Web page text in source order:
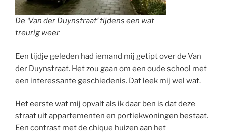
De ‘Van der Duynstraat’ tijdens een wat
treurig weer
Een tijdje geleden had iemand mij getipt over de Van
der Duynstraat. Het zou gaan om een oude school met
een interessante geschiedenis. Dat leek mij wel wat.
Het eerste wat mij opvalt als ik daar ben is dat deze
straat uit appartementen en portiekwoningen bestaat.
Een contrast met de chique huizen aan het